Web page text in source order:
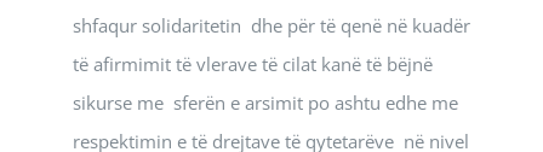
shfaqur solidaritetin dhe për të qenë në kuadër
të afirmimit të vlerave të cilat kanë të bëjnë
sikurse me sferën e arsimit po ashtu edhe me
respektimin e të drejtave të qytetarëve në nivel